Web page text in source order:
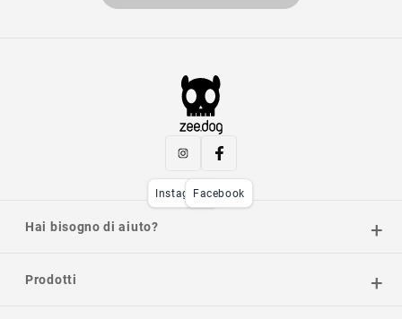
InstagramFacebook
Hai bisogno di aiuto?
Prodotti